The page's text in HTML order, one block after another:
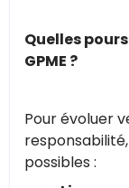
Quelles
GPME ?
Pour évoluer
possibles :